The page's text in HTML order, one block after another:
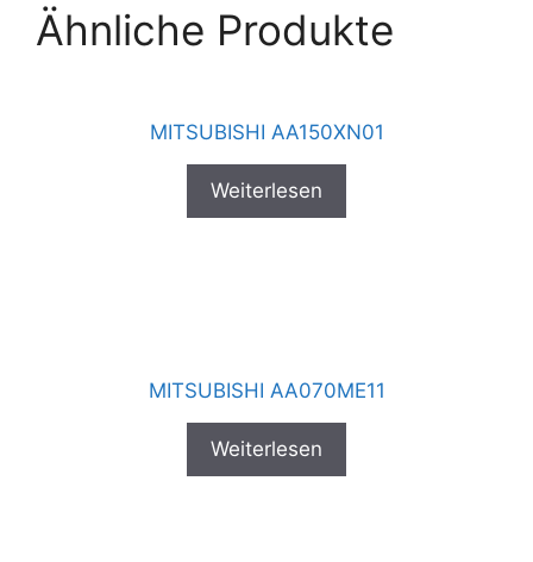
Ähnliche Produkte
MITSUBISHI AA150XN01
Weiterlesen
MITSUBISHI AA070ME11
Weiterlesen